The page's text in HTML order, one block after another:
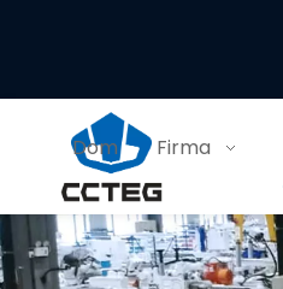
Dom Firma